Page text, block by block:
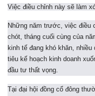
Việc điều chỉnh này sẽ làm
Những năm trước, việc điều
chót, tháng cuối cùng của
kinh tế đang khó khăn,
tiêu kế hoạch kinh doanh
đầu tư thất vọng.
Tại đại hội đồng cổ đông